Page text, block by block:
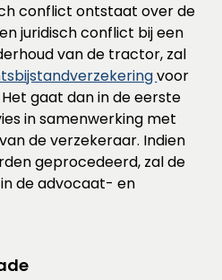
conflict ontstaat over de
juridisch conflict bij een
van de tractor, zal
voor
gaat dan in de eerste
in samenwerking met
de verzekeraar. Indien
geprocedeerd, zal de
de advocaat- en